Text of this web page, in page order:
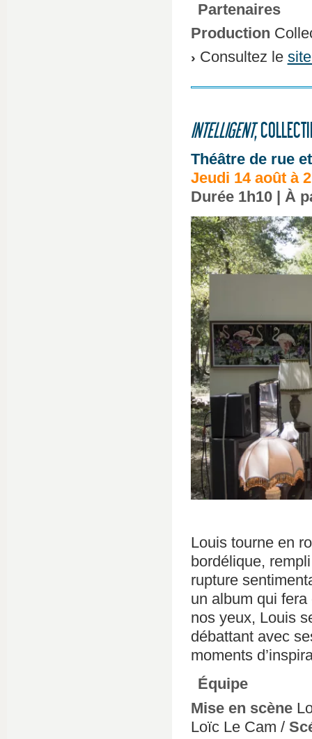
Partenaires
Production
Consultez le
INTELLIGENT,
Théâtre de rue
Jeudi 14 août à
Durée 1h10 | À
Louis tourne en
bordélique,
rupture
un album qui
nos yeux, Louis
débattant avec
moments
Équipe
Mise en scène
Loïc Le Cam /